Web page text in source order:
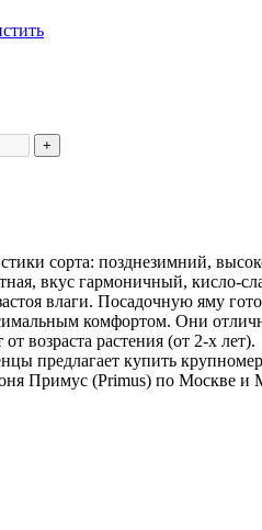
сорта: позднезимний,
вкус гармоничный, кисло-
влаги. Посадочную яму
комфортом. Они
возраста растения (от 2-х лет).
предлагает купить
Примус (Primus) по Москве и